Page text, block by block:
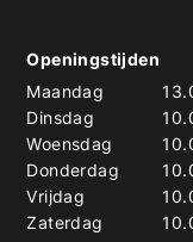
Openingstijden
Maandag
Dinsdag
Woensdag
Donderdag
Vrijdag
Zaterdag